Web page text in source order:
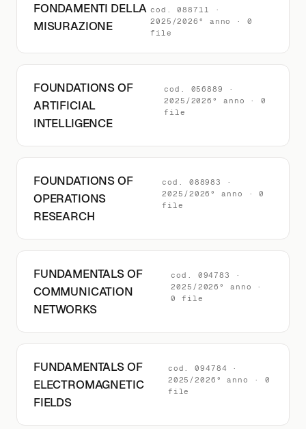
FONDAMENTI DELLA
MISURAZIONE
cod. 088711 ·
2025/2026° anno · 0
file
FOUNDATIONS OF
ARTIFICIAL
INTELLIGENCE
cod. 056889 ·
2025/2026° anno · 0
file
FOUNDATIONS OF
OPERATIONS
RESEARCH
cod. 088983 ·
2025/2026° anno · 0
file
FUNDAMENTALS OF
COMMUNICATION
NETWORKS
cod. 094783 ·
2025/2026° anno ·
0 file
FUNDAMENTALS OF
ELECTROMAGNETIC
FIELDS
cod. 094784 ·
2025/2026° anno · 0
file